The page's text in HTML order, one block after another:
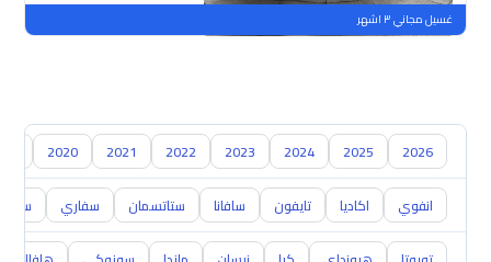
غسيل مجاني ٣ اشهر
2026
2025
2024
2023
2022
2021
2020
انفوي اكاديا تايفون سافانا ستاتسمان سفاري